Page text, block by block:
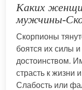
Каких
мужчины-
Скорпионы
боятся их силы
достоинством.
страсть к жизни
Слабость или